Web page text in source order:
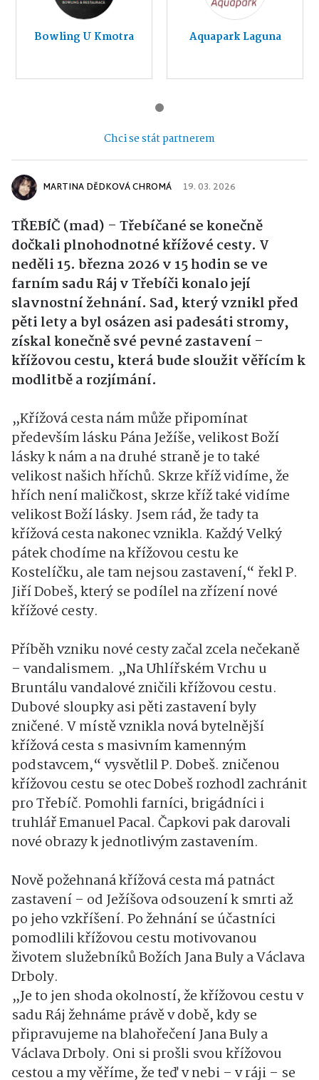
Bowling U Kmotra Aquapark Laguna
Chci se stát partnerem
MARTINA DĚDKOVÁ CHROMÁ 19. 03. 2026
TŘEBÍČ (mad) – Třebíčané se konečně
dočkali plnohodnotné křížové cesty. V
neděli 15. března 2026 v 15 hodin se ve
farním sadu Ráj v Třebíči konalo její
slavnostní žehnání. Sad, který vznikl před
pěti lety a byl osázen asi padesáti stromy,
získal konečně své pevné zastavení –
křížovou cestu, která bude sloužit věřícím k
modlitbě a rozjímání.
„Křížová cesta nám může připomínat
především lásku Pána Ježíše, velikost Boží
lásky k nám a na druhé straně je to také
velikost našich hříchů. Skrze kříž vidíme, že
hřích není maličkost, skrze kříž také vidíme
velikost Boží lásky. Jsem rád, že tady ta
křížová cesta nakonec vznikla. Každý Velký
pátek chodíme na křížovou cestu ke
Kostelíčku, ale tam nejsou zastavení,“ řekl P.
Jiří Dobeš, který se podílel na zřízení nové
křížové cesty.
Příběh vzniku nové cesty začal zcela nečekaně
– vandalismem. „Na Uhlířském Vrchu u
Bruntálu vandalové zničili křížovou cestu.
Dubové sloupky asi pěti zastavení byly
zničené. V místě vznikla nová bytelnější
křížová cesta s masivním kamenným
podstavcem,“ vysvětlil P. Dobeš. zničenou
křížovou cestu se otec Dobeš rozhodl zachránit
pro Třebíč. Pomohli farníci, brigádníci i
truhlář Emanuel Pacal. Čapkovi pak darovali
nové obrazy k jednotlivým zastavením.
Nově požehnaná křížová cesta má patnáct
zastavení – od Ježíšova odsouzení k smrti až
po jeho vzkříšení. Po žehnání se účastníci
pomodlili křížovou cestu motivovanou
životem služebníků Božích Jana Buly a Václava
Drboly.
„Je to jen shoda okolností, že křížovou cestu v
sadu Ráj žehnáme právě v době, kdy se
připravujeme na blahořečení Jana Buly a
Václava Drboly. Oni si prošli svou křížovou
cestou a my věříme, že teď v nebi – v ráji – se